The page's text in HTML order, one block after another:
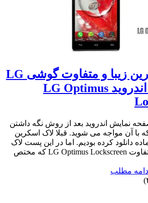
دانلود لاک اسکرین زیبا و متفاوت گوشی LG
Optimus برای اندروید LG Optimus
نمایش اندروید بعد از روش نگه داشتن
با آن مواجه می شوید. قبلا لاک اسکرین
دانلود کرده بودیم. اما در این پست لاک
اسکرین زیبا و بسیار متفاوت LG Optimus Lockscreen که مختص
ادامه مطلب